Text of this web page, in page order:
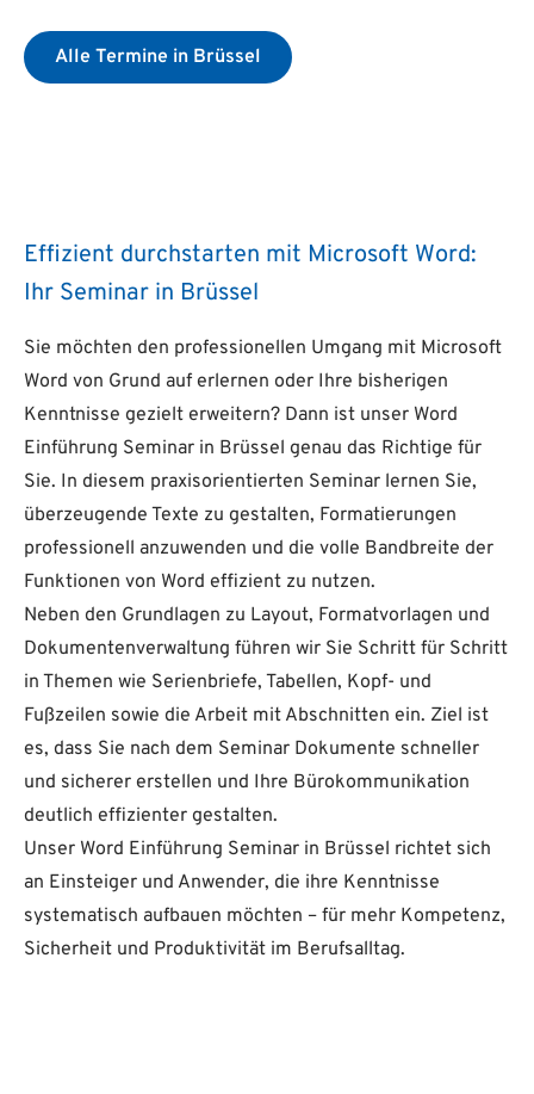
Alle Termine in Brüssel
Effizient durchstarten mit Microsoft Word:
Ihr Seminar in Brüssel
Sie möchten den professionellen Umgang mit Microsoft
Word von Grund auf erlernen oder Ihre bisherigen
Kenntnisse gezielt erweitern? Dann ist unser Word
Einführung Seminar in Brüssel genau das Richtige für
Sie. In diesem praxisorientierten Seminar lernen Sie,
überzeugende Texte zu gestalten, Formatierungen
professionell anzuwenden und die volle Bandbreite der
Funktionen von Word effizient zu nutzen.
Neben den Grundlagen zu Layout, Formatvorlagen und
Dokumentenverwaltung führen wir Sie Schritt für Schritt
in Themen wie Serienbriefe, Tabellen, Kopf- und
Fußzeilen sowie die Arbeit mit Abschnitten ein. Ziel ist
es, dass Sie nach dem Seminar Dokumente schneller
und sicherer erstellen und Ihre Bürokommunikation
deutlich effizienter gestalten.
Unser Word Einführung Seminar in Brüssel richtet sich
an Einsteiger und Anwender, die ihre Kenntnisse
systematisch aufbauen möchten – für mehr Kompetenz,
Sicherheit und Produktivität im Berufsalltag.